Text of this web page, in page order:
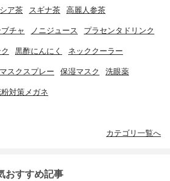
ア茶 スギナ茶 高麗人参茶
チャ ノニジュース プラセンタドリンク
黒酢にんにく ネッククーラー
マスクスプレー 保湿マスク 洗眼薬
対策メガネ
カテゴリ一覧へ
おすすめ記事